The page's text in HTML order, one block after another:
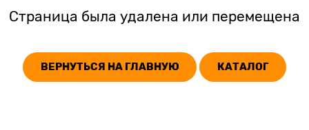
Страница была удалена или перемещена
ВЕРНУТЬСЯ НА ГЛАВНУЮ КАТАЛОГ